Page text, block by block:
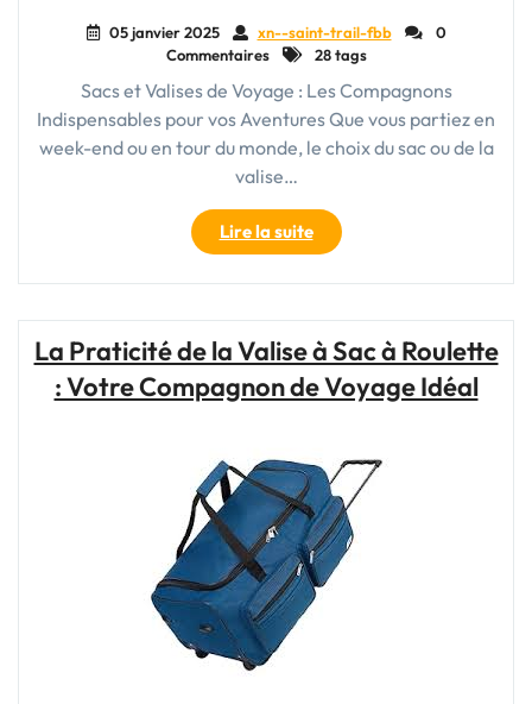
05 janvier 2025 xn--saint-trail-fbb
0
Commentaires
28 tags
Sacs et Valises de Voyage : Les Compagnons
Indispensables pour vos Aventures Que vous partiez en
week-end ou en tour du monde, le choix du sac ou de la
valise…
Lire la suite"Choisir
le
Meilleur
et
Valise
de
Vos
Aventures"
La Praticité de la Valise à Sac à Roulette
: Votre Compagnon de Voyage Idéal